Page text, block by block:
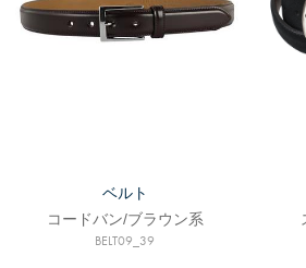
ベルト
コードバン/ブラウン系
BELT09_39